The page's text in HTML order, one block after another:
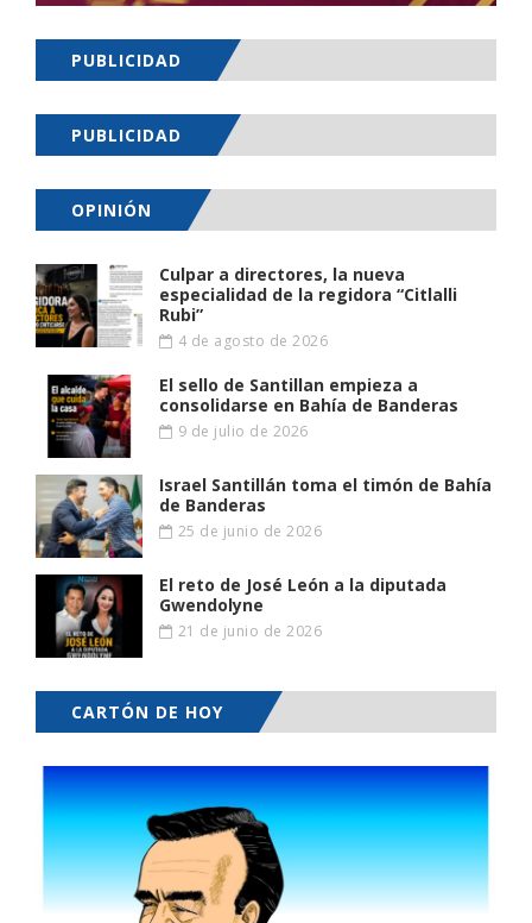
PUBLICIDAD
PUBLICIDAD
OPINIÓN
Culpar a directores, la nueva
especialidad de la regidora “Citlalli
Rubi”
4 de agosto de 2026
El sello de Santillan empieza a
consolidarse en Bahía de Banderas
9 de julio de 2026
Israel Santillán toma el timón de Bahía
de Banderas
25 de junio de 2026
El reto de José León a la diputada
Gwendolyne
21 de junio de 2026
CARTÓN DE HOY